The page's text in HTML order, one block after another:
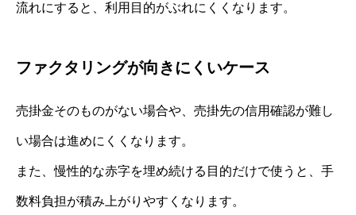
流れにすると、利用目的がぶれにくくなります。
ファクタリングが向きにくいケース
売掛金そのものがない場合や、売掛先の信用確認が難し
い場合は進めにくくなります。
また、慢性的な赤字を埋め続ける目的だけで使うと、手
数料負担が積み上がりやすくなります。